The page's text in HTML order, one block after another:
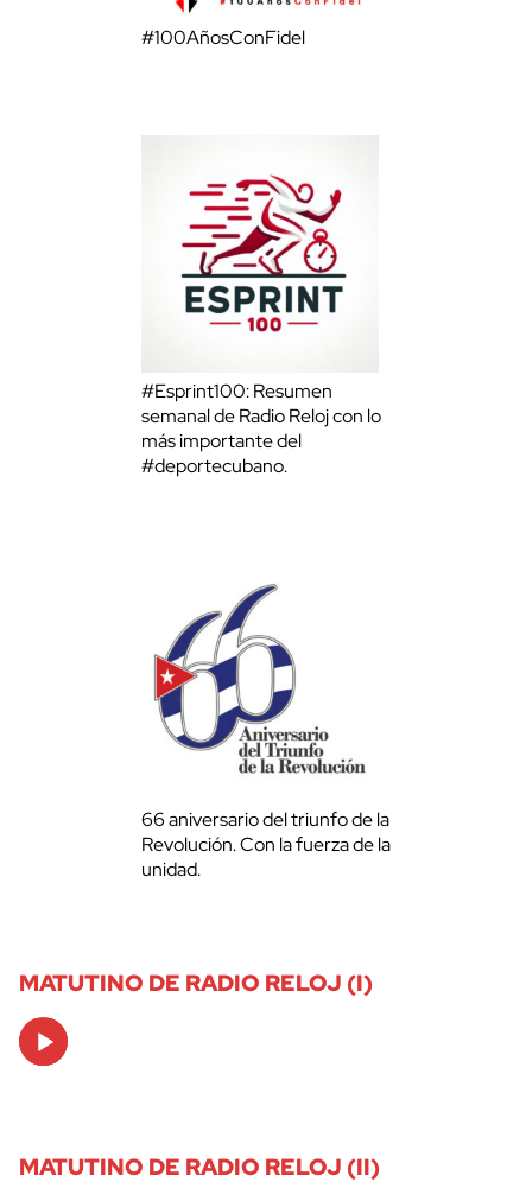
#100AñosConFidel
#Esprint100: Resumen
semanal de Radio Reloj con lo
más importante del
#deportecubano.
66 aniversario del triunfo de la
Revolución. Con la fuerza de la
unidad.
MATUTINO DE RADIO RELOJ (I)
Audio
Player
MATUTINO DE RADIO RELOJ (II)